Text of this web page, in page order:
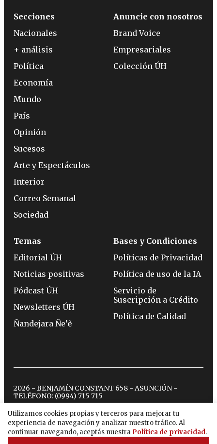
Utilizamos cookies propias y terceros para mejorar tu
experiencia de navegación y analizar nuestro tráfico. Al
continuar navegando, aceptás nuestra Política de privacidad.
Secciones
Nacionales
+ análisis
Política
Economía
Mundo
País
Opinión
Sucesos
Arte y Espectáculos
Interior
Correo Semanal
Sociedad
Anuncie con nosotros
Brand Voice
Empresariales
Colección ÚH
Temas
Editorial ÚH
Noticias positivas
Pódcast ÚH
Newsletters ÚH
Ñandejara Ñe’ẽ
Bases y Condiciones
Políticas de Privacidad
Política de uso de la IA
Servicio de
Suscripción a Crédito
Política de Calidad
2026 - BENJAMÍN CONSTANT 658 - ASUNCIÓN -
TELÉFONO: (0994) 715 715
twitterinstagram
facebook
tiktokyoutubespotify